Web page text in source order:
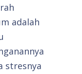
adalah
stresnya